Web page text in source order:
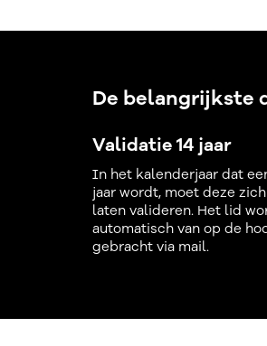
De belangrijkste
Validatie 14 jaar
In het kalenderjaar dat
jaar wordt, moet deze
laten valideren. Het lid
automatisch van op de
gebracht via mail.